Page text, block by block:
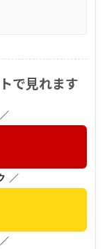
で見れます
／